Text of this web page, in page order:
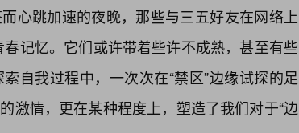
心跳加速的夜晚，那些与三五好友在网络上
记忆。它们或许带着些许不成熟，甚至有些
自我过程中，一次次在“禁区”边缘试探的足
激情，更在某种程度上，塑造了我们对于“边